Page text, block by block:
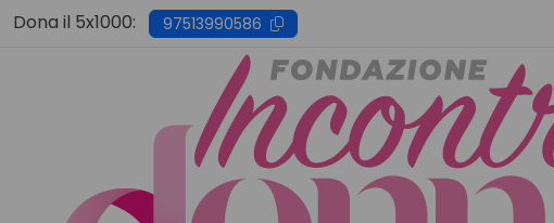
Skip
Dona il 5x1000: 97513990586